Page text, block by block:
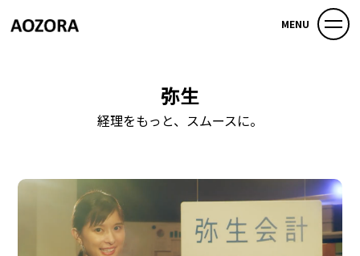
MENU
弥生
経理をもっと、スムースに。